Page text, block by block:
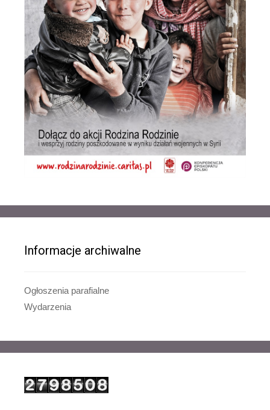
Informacje archiwalne
Ogłoszenia parafialne
Wydarzenia